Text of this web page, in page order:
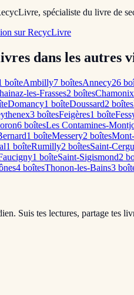
spécialiste du livre de
sur RecycLivre
dans les autres
boîteAmbilly7 boîtesAnnecy26
les-Frasses2 boîtes
Domancy1 boîteDoussard2 boîtes
3 boîtesFeigères1 boîte
6 boîtesLes Contamines-
1 boîteMessery2 boîtes
1 boîteRumilly2 boîtesSaint-
1 boîteSaint-Sigismond2
4 boîtesThonon-les-Bains3
Suis tes lectures, partage tes